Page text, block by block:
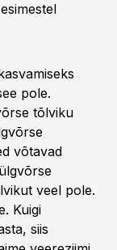
pole.
tõlviku
võtavad
veel pole.
Kuigi
siis